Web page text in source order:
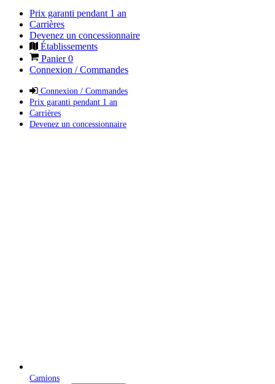
Prix garanti pendant 1 an
Carrières
Devenez un concessionnaire
Établissements
Panier0
Connexion / Commandes
Connexion / Commandes
Prix garanti pendant 1 an
Carrières
Devenez un concessionnaire
Camions